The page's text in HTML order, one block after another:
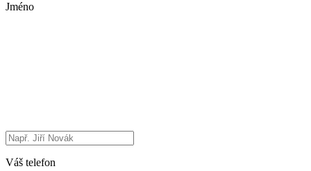
Jméno
Váš telefon